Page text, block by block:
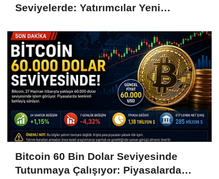
Seviyelerde: Yatırımcılar Yeni
Bitcoin 60 Bin Dolar Seviyesinde
Tutunmaya Çalışıyor: Piyasalarda